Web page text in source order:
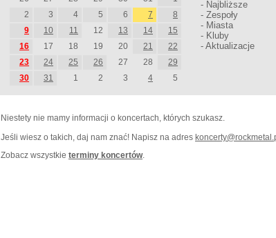
2
3 4 5 6 7
8
9
10 11 12 13 14
15
16
17 18 19 20 21
22
23
24 25 26 27 28
29
30
31 1 2 3 4 5
- Najbliższe
- Zespoły
- Miasta
- Kluby
- Aktualizacje
Niestety nie mamy informacji o koncertach, których szukasz.
Jeśli wiesz o takich, daj nam znać! Napisz na adres koncerty@
Zobacz wszystkie terminy koncertów.